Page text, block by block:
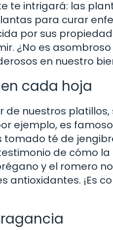
te intrigará: las
para curar
por sus
¿No es
en nuestro
cada hoja
de nuestros
ejemplo, es
tomado té de
de cómo
y el romero
antioxidantes. ¡Es